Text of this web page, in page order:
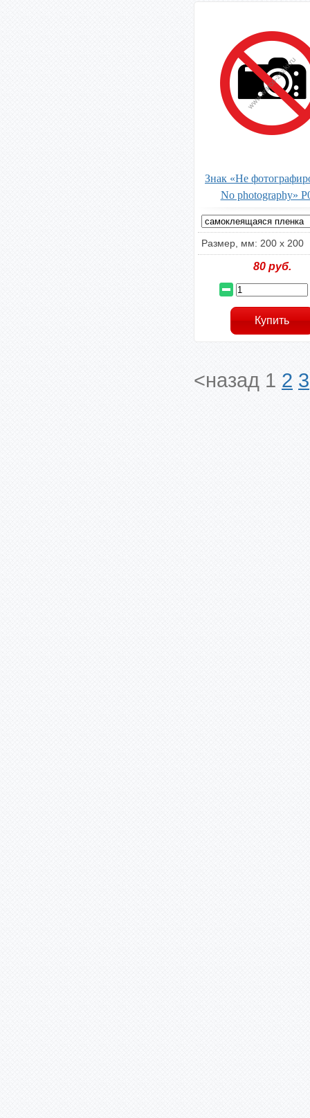
Знак «Не
No photography»
Размер, мм: 200 х 200
80руб.
<назад 1 2 3